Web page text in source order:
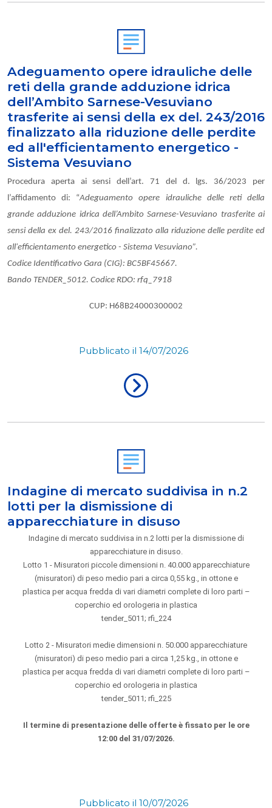
Adeguamento opere idrauliche delle
reti della grande adduzione idrica
dell’Ambito Sarnese-Vesuviano
trasferite ai sensi della ex del. 243/2016
finalizzato alla riduzione delle perdite
ed all'efficientamento energetico -
Sistema Vesuviano
Procedura aperta ai sensi dell’art. 71 del d. lgs. 36/2023 per
l’affidamento di: “Adeguamento opere idrauliche delle reti della
grande adduzione idrica dell’Ambito Sarnese-Vesuviano trasferite ai
sensi della ex del. 243/2016 finalizzato alla riduzione delle perdite ed
all'efficientamento energetico - Sistema Vesuviano”.
Codice Identificativo Gara (CIG): BC5BF45667.
Bando TENDER_5012. Codice RDO: rfq_7918
CUP: H68B24000300002
Pubblicato il 14/07/2026
Indagine di mercato suddivisa in n.2
lotti per la dismissione di
apparecchiature in disuso
Indagine di mercato suddivisa in n.2 lotti per la dismissione di
apparecchiature in disuso.
Lotto 1 - Misuratori piccole dimensioni n. 40.000 apparecchiature
(misuratori) di peso medio pari a circa 0,55 kg., in ottone e
plastica per acqua fredda di vari diametri complete di loro parti –
coperchio ed orologeria in plastica
tender_5011; rfi_224
Lotto 2 - Misuratori medie dimensioni n. 50.000 apparecchiature
(misuratori) di peso medio pari a circa 1,25 kg., in ottone e
plastica per acqua fredda di vari diametri complete di loro parti –
coperchio ed orologeria in plastica
tender_5011; rfi_225
Il termine di presentazione delle offerte è fissato per le ore
12:00 del 31/07/2026.
Pubblicato il 10/07/2026